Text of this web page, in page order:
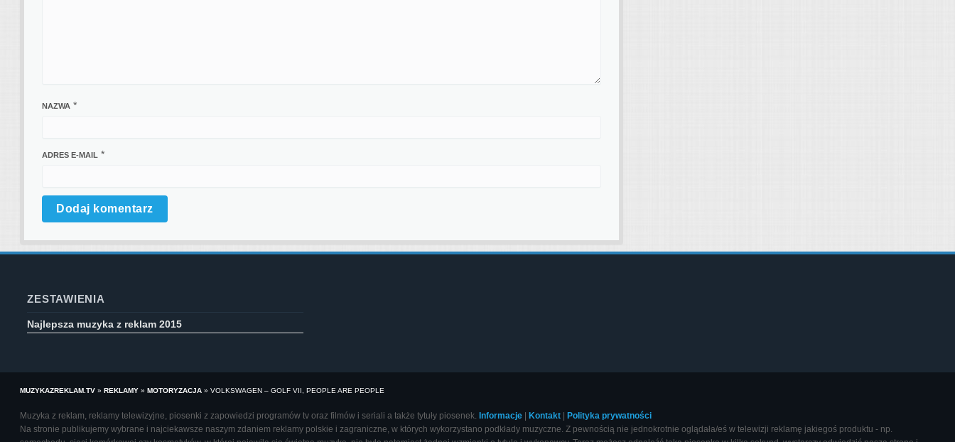
NAZWA *
ADRES E-MAIL *
ZESTAWIENIA
Najlepsza muzyka z reklam 2015
MUZYKAZREKLAM.TV » REKLAMY » MOTORYZACJA » VOLKSWAGEN – GOLF VII, PEOPLE ARE PEOPLE
Muzyka z reklam, reklamy telewizyjne, piosenki z zapowiedzi programów tv oraz filmów i seriali a także tytuły piosenek. Informacje Kontakt
Polityka prywatności
Na stronie publikujemy wybrane i najciekawsze naszym zdaniem reklamy polskie i zagraniczne, w których wykorzystano podkłady muzyczne. Z pewnością nie jednokrotnie oglądała/eś w telewizji reklamę jakiegoś produktu - np.